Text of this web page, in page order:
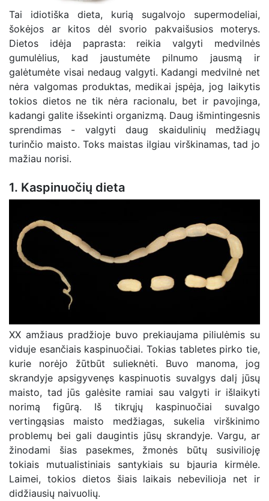
Tai idiotiška dieta, kurią sugalvojo supermodeliai,
šokėjos ar kitos dėl svorio pakvaišusios moterys.
Dietos idėja paprasta: reikia valgyti medvilnės
gumulėlius, kad jaustumėte pilnumo jausmą ir
galėtumėte visai nedaug valgyti. Kadangi medvilnė net
nėra valgomas produktas, medikai įspėja, jog laikytis
tokios dietos ne tik nėra racionalu, bet ir pavojinga,
kadangi galite išsekinti organizmą. Daug išmintingesnis
sprendimas - valgyti daug skaidulinių medžiagų
turinčio maisto. Toks maistas ilgiau virškinamas, tad jo
mažiau norisi.
1. Kaspinuočių dieta
XX amžiaus pradžioje buvo prekiaujama piliulėmis su
viduje esančiais kaspinuočiai. Tokias tabletes pirko tie,
kurie norėjo žūtbūt sulieknėti. Buvo manoma, jog
skrandyje apsigyvenęs kaspinuotis suvalgys dalį jūsų
maisto, tad jūs galėsite ramiai sau valgyti ir išlaikyti
norimą figūrą. Iš tikrųjų kaspinuočiai suvalgo
vertingąsias maisto medžiagas, sukelia virškinimo
problemų bei gali daugintis jūsų skrandyje. Vargu, ar
žinodami šias pasekmes, žmonės būtų susivilioję
tokiais mutualistiniais santykiais su bjauria kirmėle.
Laimei, tokios dietos šiais laikais nebevilioja net ir
didžiausių naivuolių.